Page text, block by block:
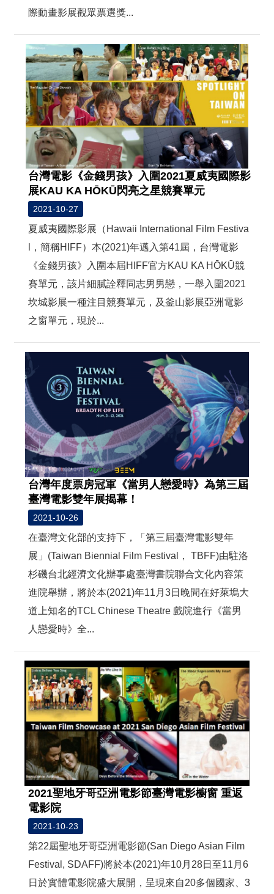
際動畫影展觀眾票選獎...
台灣電影《金錢男孩》入圍2021夏威夷國際影
展KAU KA HŌKŪ閃亮之星競賽單元
2021-10-27
夏威夷國際影展（Hawaii International Film Festiva
l，簡稱HIFF）本(2021)年邁入第41屆，台灣電影
《金錢男孩》入圍本屆HIFF官方KAU KA HŌKŪ競
賽單元，該片細膩詮釋同志男男戀，一舉入圍2021
坎城影展一種注目競賽單元，及釜山影展亞洲電影
之窗單元，現於...
台灣年度票房冠軍《當男人戀愛時》為第三屆
臺灣電影雙年展揭幕！
2021-10-26
在臺灣文化部的支持下，「第三屆臺灣電影雙年
展」(Taiwan Biennial Film Festival， TBFF)由駐洛
杉磯台北經濟文化辦事處臺灣書院聯合文化內容策
進院舉辦，將於本(2021)年11月3日晚間在好萊塢大
道上知名的TCL Chinese Theatre 戲院進行《當男
人戀愛時》全...
2021聖地牙哥亞洲電影節臺灣電影櫥窗 重返
電影院
2021-10-23
第22屆聖地牙哥亞洲電影節(San Diego Asian Film
Festival, SDAFF)將於本(2021)年10月28日至11月6
日於實體電影院盛大展開，呈現來自20多個國家、3